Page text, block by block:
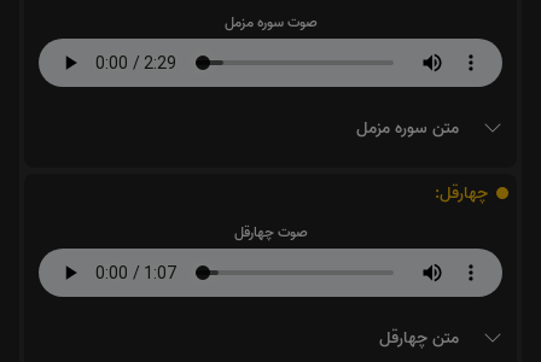
صوت سوره مزمل
متن سوره مزمل
چهارقل:
صوت چهارقل
متن چهارقل